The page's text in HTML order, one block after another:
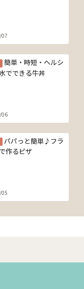
簡単・時短・ヘルシ
でできる牛丼
06
パパっと簡単♪フラ
作るピザ